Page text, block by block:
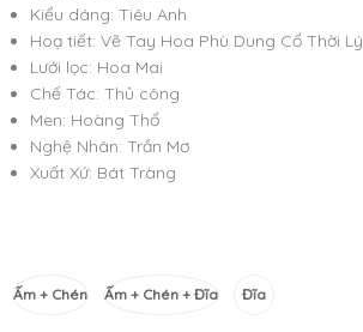
Kiểu dáng: Tiêu Anh
Hoạ tiết: Vẽ Tay Hoa Phù Dung Cổ Thời Lý
Lưới lọc: Hoa Mai
Chế Tác: Thủ công
Men: Hoàng Thổ
Nghệ Nhân: Trần Mơ
Xuất Xứ: Bát Tràng
Ấm + Chén Ấm + Chén + Đĩa Đĩa